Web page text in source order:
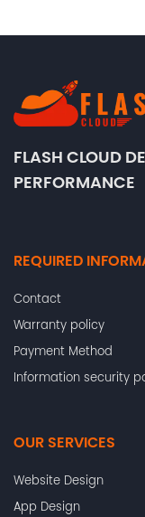
FLASH CLOUD
PERFORMANCE
REQUIRED
Contact
Warranty policy
Payment Method
Information security
OUR SERVICES
Website Design
App Design